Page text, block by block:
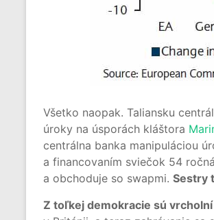
Všetko naopak. Taliansku
úroky na úsporách kláštora
centrálna banka manipuláciou
a financovaním sviečok 54
a obchoduje so swapmi. Sestry
Z toľkej demokracie sú